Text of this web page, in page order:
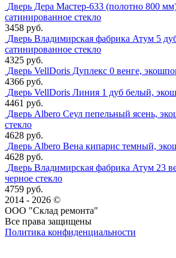
Дверь Дера Мастер-633 (полотно 800
сатинированное стекло
3458 руб.
Дверь Владимирская фабрика Атум 5
сатинированное стекло
4325 руб.
Дверь VellDoris Дуплекс 0 венге,
4366 руб.
Дверь VellDoris Линия 1 дуб белый,
4461 руб.
Дверь Albero Сеул пепельный ясень,
стекло
4628 руб.
Дверь Albero Вена кипарис темный,
4628 руб.
Дверь Владимирская фабрика Атум 23
черное стекло
4759 руб.
2014 - 2026 ©
ООО "Склад ремонта"
Все права защищены
Политика конфиденциальности